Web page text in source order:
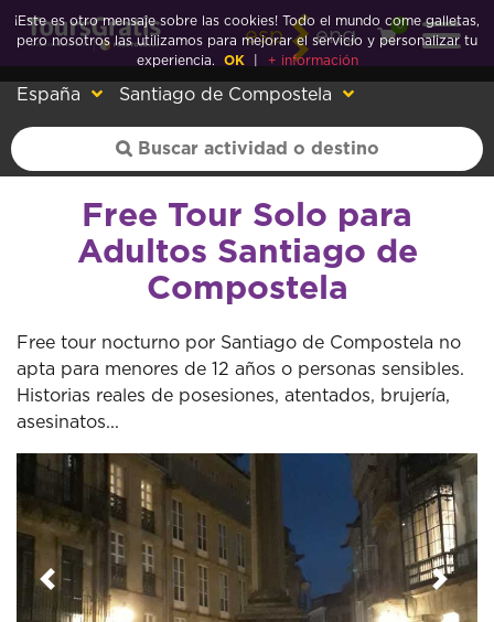
esp eng
0
España Santiago de Compostela
Free Tour Solo para
Adultos Santiago de
Compostela
Free tour nocturno por Santiago de Compostela no
apta para menores de 12 años o personas sensibles.
Historias reales de posesiones, atentados, brujería,
asesinatos...
Anterior
¡Este es otro mensaje sobre las cookies! Todo el mundo come galletas,
pero nosotros las utilizamos para mejorar el servicio y personalizar tu
experiencia.
OK + información